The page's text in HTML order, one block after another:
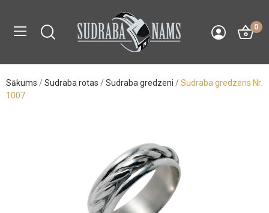
0
Sākums Sudraba rotas Sudraba gredzeni
Sudraba gredzens Nr.
1007